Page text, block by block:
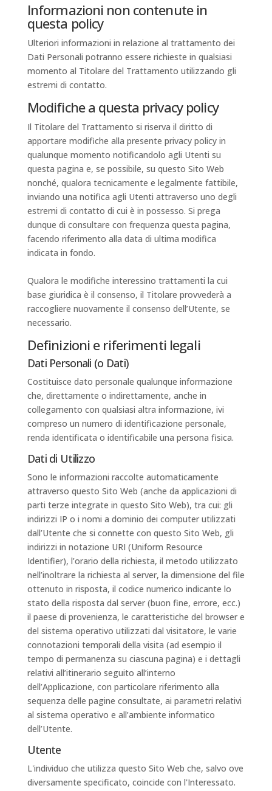
Informazioni non contenute in
questa policy
Ulteriori informazioni in relazione al trattamento dei
Dati Personali potranno essere richieste in qualsiasi
momento al Titolare del Trattamento utilizzando gli
estremi di contatto.
Modifiche a questa privacy policy
Il Titolare del Trattamento si riserva il diritto di
apportare modifiche alla presente privacy policy in
qualunque momento notificandolo agli Utenti su
questa pagina e, se possibile, su questo Sito Web
nonché, qualora tecnicamente e legalmente fattibile,
inviando una notifica agli Utenti attraverso uno degli
estremi di contatto di cui è in possesso. Si prega
dunque di consultare con frequenza questa pagina,
facendo riferimento alla data di ultima modifica
indicata in fondo.
Qualora le modifiche interessino trattamenti la cui
base giuridica è il consenso, il Titolare provvederà a
raccogliere nuovamente il consenso dell’Utente, se
necessario.
Definizioni e riferimenti legali
Dati Personali (o Dati)
Costituisce dato personale qualunque informazione
che, direttamente o indirettamente, anche in
collegamento con qualsiasi altra informazione, ivi
compreso un numero di identificazione personale,
renda identificata o identificabile una persona fisica.
Dati di Utilizzo
Sono le informazioni raccolte automaticamente
attraverso questo Sito Web (anche da applicazioni di
parti terze integrate in questo Sito Web), tra cui: gli
indirizzi IP o i nomi a dominio dei computer utilizzati
dall’Utente che si connette con questo Sito Web, gli
indirizzi in notazione URI (Uniform Resource
Identifier), l’orario della richiesta, il metodo utilizzato
nell’inoltrare la richiesta al server, la dimensione del file
ottenuto in risposta, il codice numerico indicante lo
stato della risposta dal server (buon fine, errore, ecc.)
il paese di provenienza, le caratteristiche del browser e
del sistema operativo utilizzati dal visitatore, le varie
connotazioni temporali della visita (ad esempio il
tempo di permanenza su ciascuna pagina) e i dettagli
relativi all’itinerario seguito all’interno
dell’Applicazione, con particolare riferimento alla
sequenza delle pagine consultate, ai parametri relativi
al sistema operativo e all’ambiente informatico
dell’Utente.
Utente
L'individuo che utilizza questo Sito Web che, salvo ove
diversamente specificato, coincide con l'Interessato.